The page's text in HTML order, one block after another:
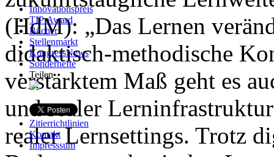
Innovationspreis
TIP Award
Bücher
Stellenmarkt
KongressNews
Sonderhefte
Teilen
Zitierrichtlinien
Kontakt
Impresssum
(HdM): „Das Lernen
didaktisch-methodische
verstärktem Maß geht es
und realer
realer Lernsettings. Trotz